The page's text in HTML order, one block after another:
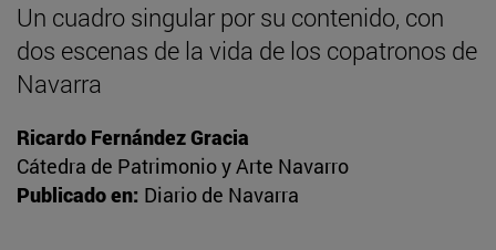
Un cuadro singular por su contenido, con
dos escenas de la vida de los copatronos de
Navarra
Ricardo Fernández Gracia
Cátedra de Patrimonio y Arte Navarro
Publicado en: Diario de Navarra